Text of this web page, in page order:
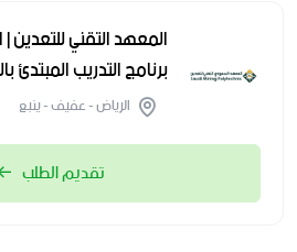
المعهد التقني للتعدين
برنامج التدريب المبتدئ
الرياض - عفيف - ينبع
تقديم الطلب